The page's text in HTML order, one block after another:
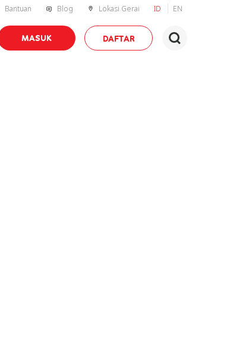
Bantuan Blog Lokasi Gerai ID EN
MASUK DAFTAR